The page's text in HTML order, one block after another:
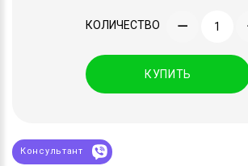
КОЛИЧЕСТВО
КУПИТЬ
Консультант